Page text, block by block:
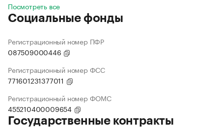
Посмотреть все
Социальные фонды
Регистрационный номер ПФР
087509000446
Регистрационный номер ФСС
771601231377011
Регистрационный номер ФОМС
455210400009654
Государственные контракты